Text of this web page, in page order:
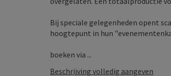
Bij speciale gelegenheden opent
hoogtepunt in hun
boeken via ...
Beschrijving volledig aangeven